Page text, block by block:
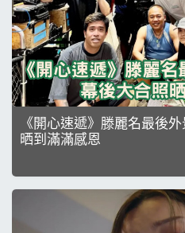
《開心速遞》滕麗名最後
晒到滿滿感恩